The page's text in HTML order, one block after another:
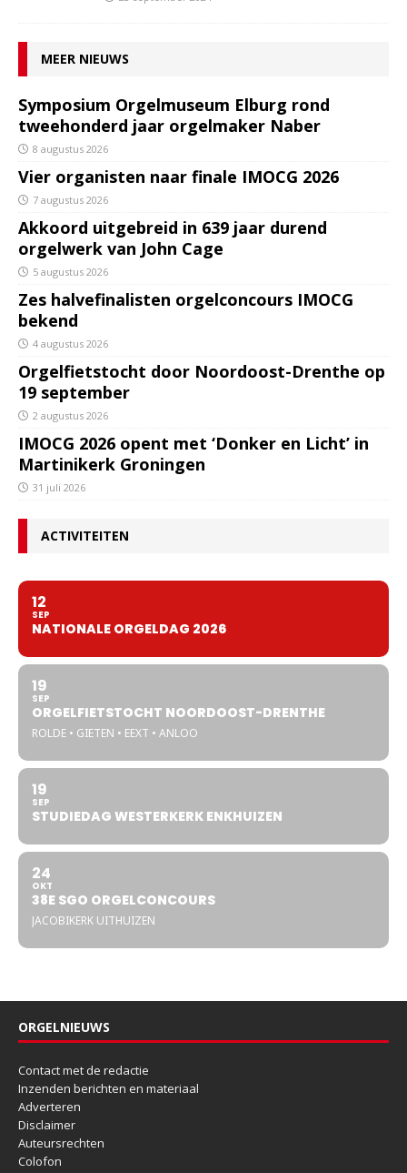
MEER NIEUWS
Symposium Orgelmuseum Elburg rond
tweehonderd jaar orgelmaker Naber
8 augustus 2026
Vier organisten naar finale IMOCG 2026
7 augustus 2026
Akkoord uitgebreid in 639 jaar durend
orgelwerk van John Cage
5 augustus 2026
Zes halvefinalisten orgelconcours IMOCG
bekend
4 augustus 2026
Orgelfietstocht door Noordoost-Drenthe op
19 september
2 augustus 2026
IMOCG 2026 opent met ‘Donker en Licht’ in
Martinikerk Groningen
31 juli 2026
ACTIVITEITEN
12
SEP
NATIONALE ORGELDAG 2026
19
SEP
ORGELFIETSTOCHT NOORDOOST-DRENTHE
ROLDE • GIETEN • EEXT • ANLOO
19
SEP
STUDIEDAG WESTERKERK ENKHUIZEN
24
OKT
38E SGO ORGELCONCOURS
JACOBIKERK UITHUIZEN
ORGELNIEUWS
Contact met de redactie
Inzenden berichten en materiaal
Adverteren
Disclaimer
Auteursrechten
Colofon